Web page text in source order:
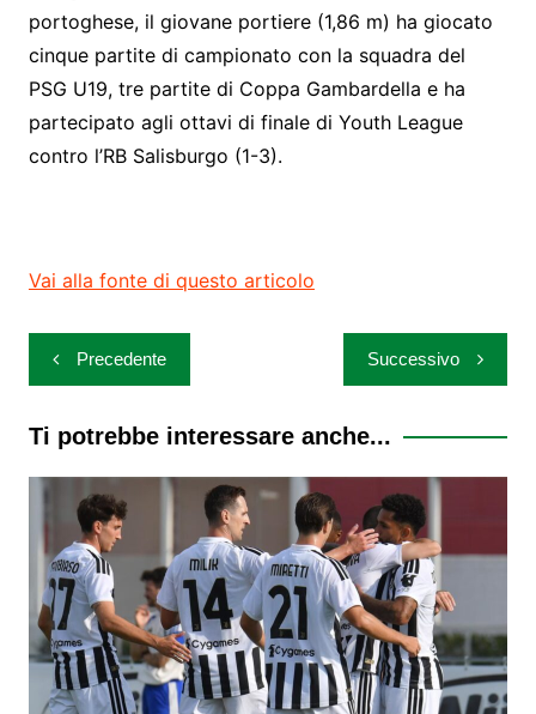
portoghese, il giovane portiere (1,86 m) ha giocato
cinque partite di campionato con la squadra del
PSG U19, tre partite di Coppa Gambardella e ha
partecipato agli ottavi di finale di Youth League
contro l’RB Salisburgo (1-3).
Vai alla fonte di questo articolo
Navigazione
articoli
Precedente Successivo
Ti potrebbe interessare anche...